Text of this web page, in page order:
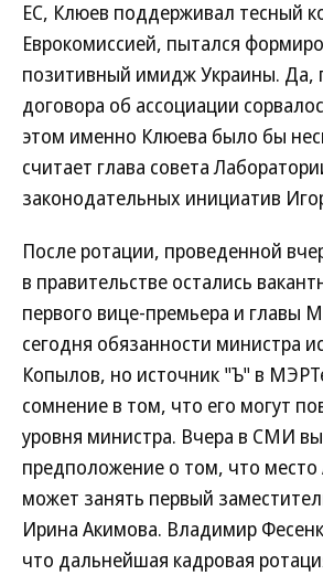
ЕС, Клюев поддерживал тесный
Еврокомиссией, пытался
позитивный имидж Украины. Да,
договора об ассоциации
этом именно Клюева было бы
считает глава совета
законодательных инициатив
После ротации, проведенной
в правительстве остались
первого вице-премьера и главы
сегодня обязанности министра
Копылов, но источник "Ъ" в
сомнение в том, что его могут
уровня министра. Вчера в СМИ
предположение о том, что
может занять первый
Ирина Акимова. Владимир
что дальнейшая кадровая